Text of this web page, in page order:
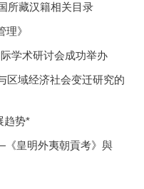
所藏汉籍相关目录
》
学术研讨会成功举办
区域经济社会变迁研究的
趋势*
皇明外夷朝貢考》與